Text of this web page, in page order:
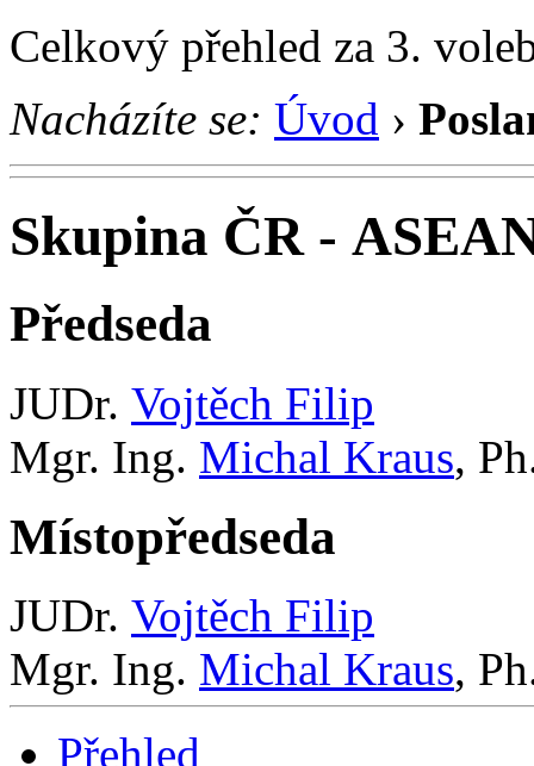
Celkový přehled za 3.
Nacházíte se: Úvod ›
Skupina ČR -
Předseda
JUDr. Vojtěch Filip
Mgr. Ing. Michal Kraus,
Místopředseda
JUDr. Vojtěch Filip
Mgr. Ing. Michal Kraus,
Přehled